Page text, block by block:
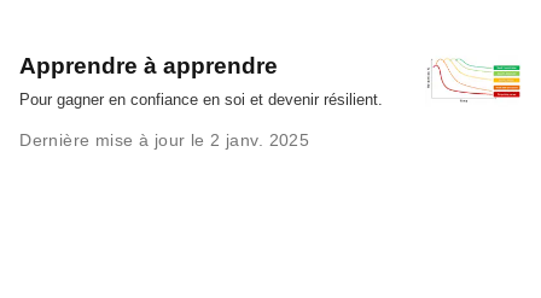
Apprendre à apprendre
Pour gagner en confiance en soi et devenir résilient.
Dernière mise à jour le 2 janv. 2025